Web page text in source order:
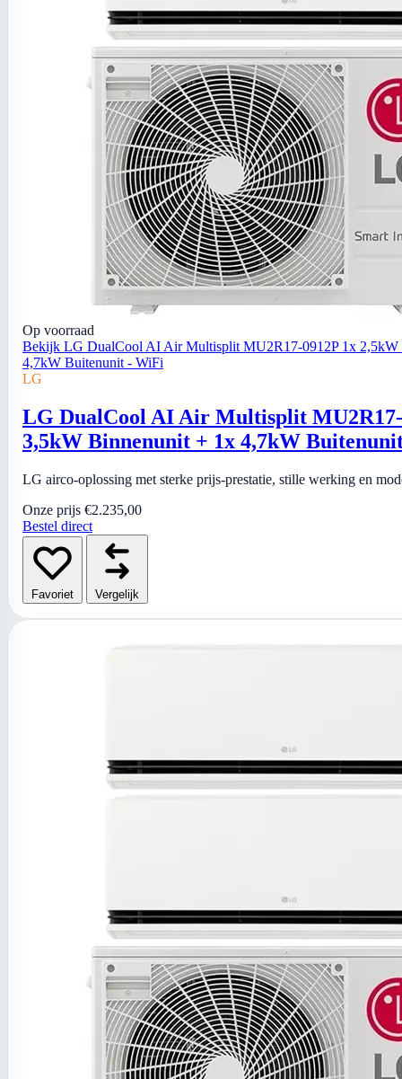
Op voorraad
Bekijk LG DualCool AI Air Multisplit MU2R17-0912P 1x
4,7kW Buitenunit - WiFi
LG
LG DualCool AI Air Multisplit MU2R17-
3,5kW Binnenunit + 1x 4,7kW
LG airco-oplossing met sterke prijs-prestatie, stille werking en
Onze prijs €2.235,00
Bestel direct
Favoriet Vergelijk